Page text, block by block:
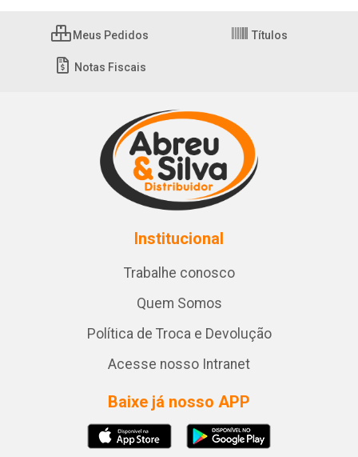
Meus Pedidos Títulos
Notas Fiscais
Institucional
Trabalhe conosco
Quem Somos
Política de Troca e Devolução
Acesse nosso Intranet
Baixe já nosso APP